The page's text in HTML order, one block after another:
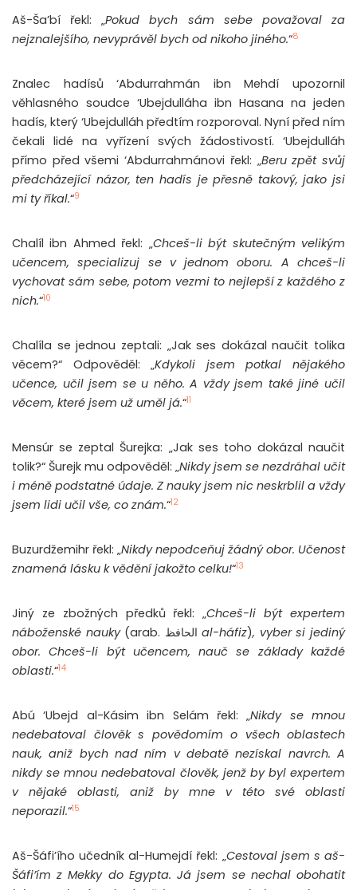
Aš-Ša’bí řekl: „Pokud bych sám sebe považoval za
nejznalejšího, nevyprávěl bych od nikoho jiného.“8
Znalec hadísů ‘Abdurrahmán ibn Mehdí upozornil
věhlasného soudce ‘Ubejdulláha ibn Hasana na jeden
hadís, který ‘Ubejdulláh předtím rozporoval. Nyní před ním
čekali lidé na vyřízení svých žádostivostí. ‘Ubejdulláh
přímo před všemi ‘Abdurrahmánovi řekl: „Beru zpět svůj
předcházející názor, ten hadís je přesně takový, jako jsi
mi ty říkal.“9
Chalíl ibn Ahmed řekl: „Chceš-li být skutečným velikým
učencem, specializuj se v jednom oboru. A chceš-li
vychovat sám sebe, potom vezmi to nejlepší z každého z
nich.“10
Chalíla se jednou zeptali: „Jak ses dokázal naučit tolika
věcem?“ Odpověděl: „Kdykoli jsem potkal nějakého
učence, učil jsem se u něho. A vždy jsem také jiné učil
věcem, které jsem už uměl já.“11
Mensúr se zeptal Šurejka: „Jak ses toho dokázal naučit
tolik?“ Šurejk mu odpověděl: „Nikdy jsem se nezdráhal učit
i méně podstatné údaje. Z nauky jsem nic neskrblil a vždy
jsem lidi učil vše, co znám.“12
Buzurdžemihr řekl: „Nikdy nepodceňuj žádný obor. Učenost
znamená lásku k vědění jakožto celku!“13
Jiný ze zbožných předků řekl: „Chceš-li být expertem
náboženské nauky
(arab. الحافظal-háfiz), vyber si jediný
obor. Chceš-li být učencem, nauč se základy každé
oblasti.“14
Abú ‘Ubejd al-Kásim ibn Selám řekl: „Nikdy se mnou
nedebatoval člověk s povědomím o všech oblastech
nauk, aniž bych nad ním v debatě nezískal navrch. A
nikdy se mnou nedebatoval člověk, jenž by byl expertem
v nějaké oblasti, aniž by mne v této své oblasti
neporazil.“15
Aš-Šáfi’ího učedník al-Humejdí řekl: „Cestoval jsem s aš-
Šáfi’ím z Mekky do Egypta. Já jsem se nechal obohatit